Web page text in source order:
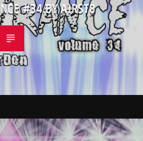
#34 BY AIRST8